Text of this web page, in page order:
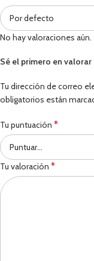
No hay valoraciones aún.
Sé el primero en valorar
Tu dirección de correo
obligatorios están
Tu puntuación *
Tu valoración *